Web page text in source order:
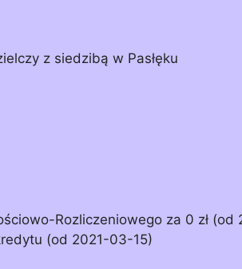
z siedzibą w Pasłęku
Rozliczeniowego za 0 zł (od
(od 2021-03-15)